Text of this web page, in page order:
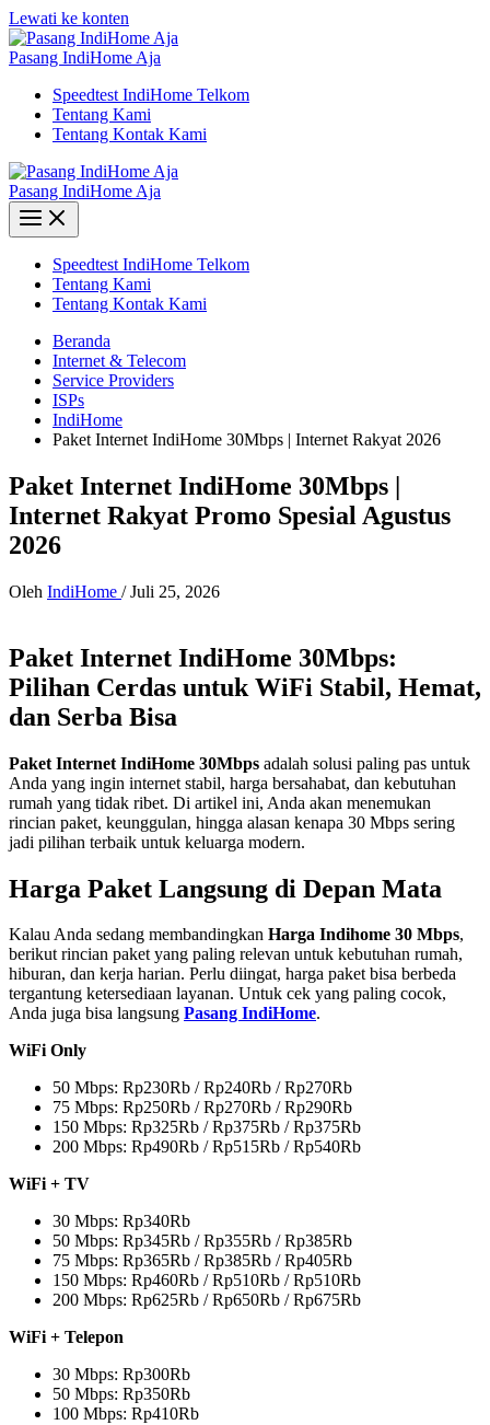
Lewati ke konten
Pasang IndiHome Aja
Speedtest IndiHome Telkom
Tentang Kami
Tentang Kontak Kami
Pasang IndiHome Aja
Speedtest IndiHome Telkom
Tentang Kami
Tentang Kontak Kami
Beranda
Internet & Telecom
Service Providers
ISPs
IndiHome
Paket Internet IndiHome 30Mbps | Internet Rakyat 2026
Paket Internet IndiHome 30Mbps |
Internet Rakyat Promo Spesial Agustus
2026
Oleh IndiHome /Juli 25, 2026
Paket Internet IndiHome 30Mbps:
Pilihan Cerdas untuk WiFi Stabil, Hemat,
dan Serba Bisa
Paket Internet IndiHome 30Mbps adalah solusi paling pas untuk
Anda yang ingin internet stabil, harga bersahabat, dan kebutuhan
rumah yang tidak ribet. Di artikel ini, Anda akan menemukan
rincian paket, keunggulan, hingga alasan kenapa 30 Mbps sering
jadi pilihan terbaik untuk keluarga modern.
Harga Paket Langsung di Depan Mata
Kalau Anda sedang membandingkan Harga Indihome 30 Mbps,
berikut rincian paket yang paling relevan untuk kebutuhan rumah,
hiburan, dan kerja harian. Perlu diingat, harga paket bisa berbeda
tergantung ketersediaan layanan. Untuk cek yang paling cocok,
Anda juga bisa langsung Pasang IndiHome.
WiFi Only
50 Mbps: Rp230Rb / Rp240Rb / Rp270Rb
75 Mbps: Rp250Rb / Rp270Rb / Rp290Rb
150 Mbps: Rp325Rb / Rp375Rb / Rp375Rb
200 Mbps: Rp490Rb / Rp515Rb / Rp540Rb
WiFi + TV
30 Mbps: Rp340Rb
50 Mbps: Rp345Rb / Rp355Rb / Rp385Rb
75 Mbps: Rp365Rb / Rp385Rb / Rp405Rb
150 Mbps: Rp460Rb / Rp510Rb / Rp510Rb
200 Mbps: Rp625Rb / Rp650Rb / Rp675Rb
WiFi + Telepon
30 Mbps: Rp300Rb
50 Mbps: Rp350Rb
100 Mbps: Rp410Rb